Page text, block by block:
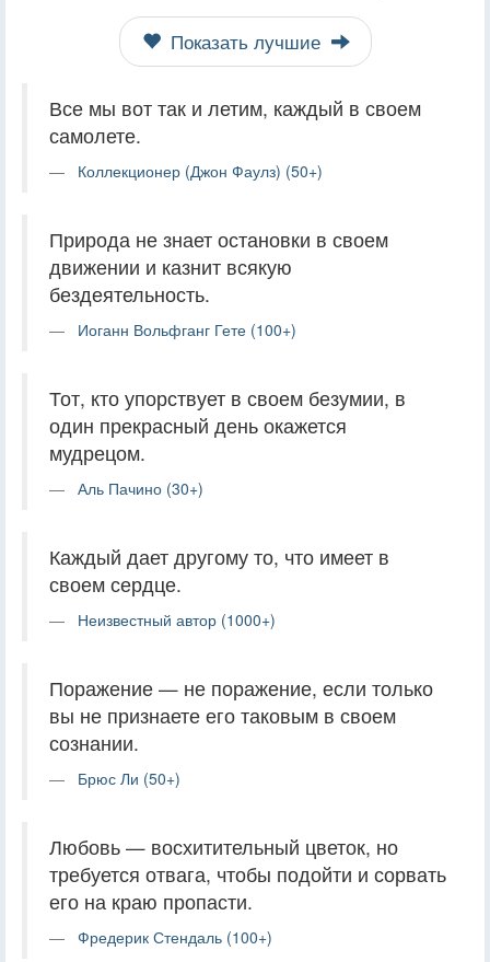
Показать лучшие
Все мы вот так и летим, каждый в своем
самолете.
Коллекционер (Джон Фаулз) (50+)
Природа не знает остановки в своем
движении и казнит всякую
бездеятельность.
Иоганн Вольфганг Гете (100+)
Тот, кто упорствует в своем безумии, в
один прекрасный день окажется
мудрецом.
Аль Пачино (30+)
Каждый дает другому то, что имеет в
своем сердце.
Неизвестный автор (1000+)
Поражение — не поражение, если только
вы не признаете его таковым в своем
сознании.
Брюс Ли (50+)
Любовь — восхитительный цветок, но
требуется отвага, чтобы подойти и сорвать
его на краю пропасти.
Фредерик Стендаль (100+)